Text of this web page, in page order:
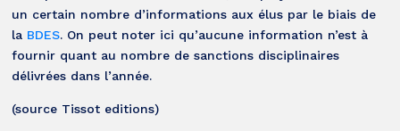
un certain nombre d’informations aux élus par le biais de
la BDES. On peut noter ici qu’aucune information n’est à
fournir quant au nombre de sanctions disciplinaires
délivrées dans l’année.
(source Tissot editions)